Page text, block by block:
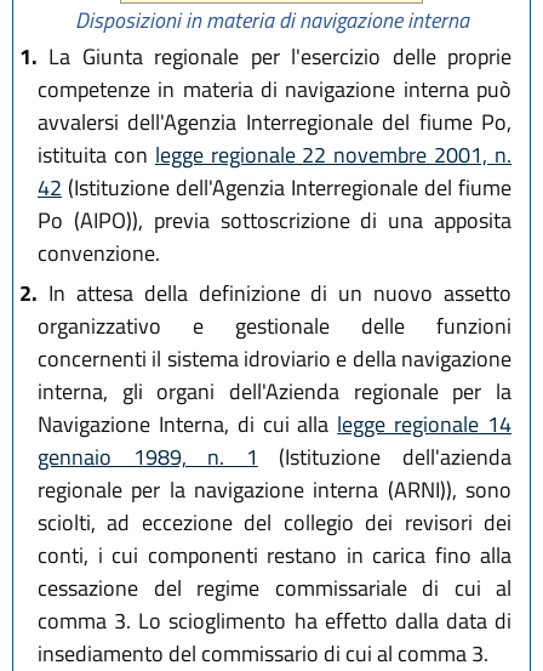
Disposizioni in materia di navigazione interna
1. La Giunta regionale per l'esercizio delle proprie
competenze in materia di navigazione interna può
avvalersi dell'Agenzia Interregionale del fiume Po,
istituita con legge regionale 22 novembre 2001, n.
42 (Istituzione dell'Agenzia Interregionale del fiume
Po (AIPO)), previa sottoscrizione di una apposita
convenzione.
2. In attesa della definizione di un nuovo assetto
organizzativo e gestionale delle funzioni
concernenti il sistema idroviario e della navigazione
interna, gli organi dell'Azienda regionale per la
Navigazione Interna, di cui alla legge regionale 14
gennaio 1989, n. 1
(Istituzione dell'azienda
regionale per la navigazione interna (ARNI)), sono
sciolti, ad eccezione del collegio dei revisori dei
conti, i cui componenti restano in carica fino alla
cessazione del regime commissariale di cui al
comma 3. Lo scioglimento ha effetto dalla data di
insediamento del commissario di cui al comma 3.